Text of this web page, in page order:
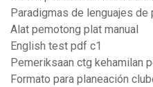
Paradigmas de lenguajes de
Alat pemotong plat manual
English test pdf c1
Pemeriksaan ctg kehamilan
Formato para planeación